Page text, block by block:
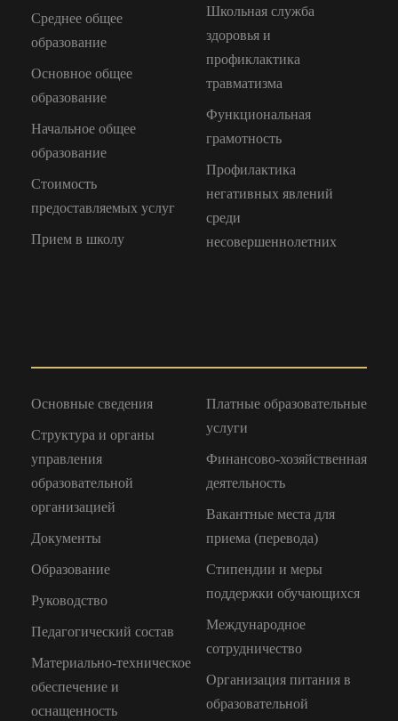
Среднее общее
образование
Основное общее
образование
Начальное общее
образование
Стоимость
предоставляемых услуг
Прием в школу
Школьная служба
здоровья и
профиклактика
травматизма
Функциональная
грамотность
Профилактика
негативных явлений
среди
несовершеннолетних
Основные сведения
Структура и органы
управления
образовательной
организацией
Документы
Образование
Руководство
Педагогический состав
Материально-техническое
обеспечение и
оснащенность
Платные образовательные
услуги
Финансово-хозяйственная
деятельность
Вакантные места для
приема (перевода)
Стипендии и меры
поддержки обучающихся
Международное
сотрудничество
Организация питания в
образовательной